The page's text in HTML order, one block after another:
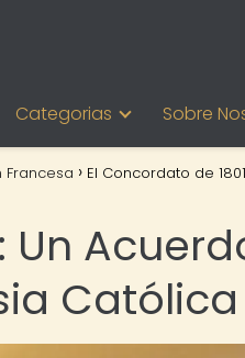
Categorias Sobre
Francesa
El Concordato de
Un
Católica